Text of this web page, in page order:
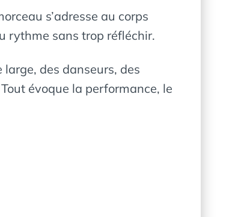
s’adresse au corps
rythme sans trop réfléchir.
large, des danseurs, des
évoque la performance, le